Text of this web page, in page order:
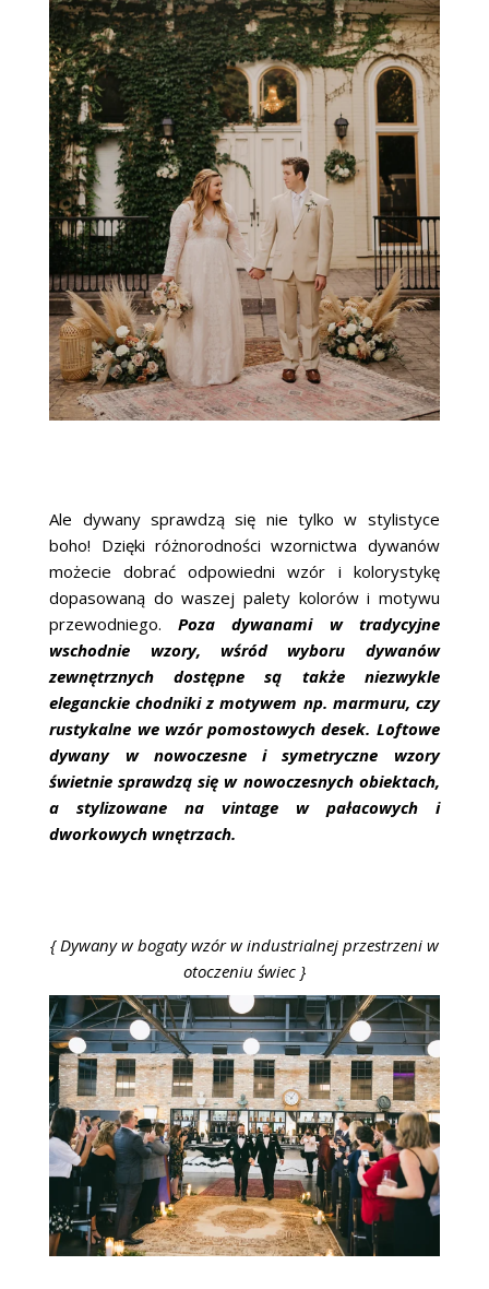
Ale dywany sprawdzą się nie tylko w stylistyce
boho! Dzięki różnorodności wzornictwa dywanów
możecie dobrać odpowiedni wzór i kolorystykę
dopasowaną do waszej palety kolorów i motywu
przewodniego. Poza dywanami w tradycyjne
wschodnie wzory, wśród wyboru dywanów
zewnętrznych dostępne są także niezwykle
eleganckie chodniki z motywem np. marmuru, czy
rustykalne we wzór pomostowych desek. Loftowe
dywany w nowoczesne i symetryczne wzory
świetnie sprawdzą się w nowoczesnych obiektach,
a stylizowane na vintage w pałacowych i
dworkowych wnętrzach.
{ Dywany w bogaty wzór w industrialnej przestrzeni w
otoczeniu świec }